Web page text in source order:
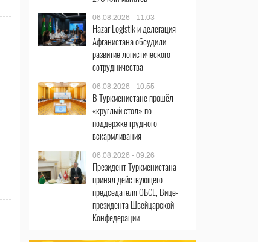
06.08.2026 - 11:03
Hazar Logistik и делегация
Афганистана обсудили
развитие логистического
сотрудничества
06.08.2026 - 10:55
В Туркменистане прошёл
«круглый стол» по
поддержке грудного
вскармливания
06.08.2026 - 09:26
Президент Туркменистана
принял действующего
председателя ОБСЕ, Вице-
президента Швейцарской
Конфедерации